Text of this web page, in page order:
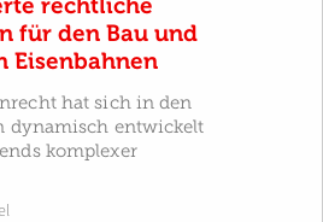
für den Bau und
Eisenbahnen
hat sich in den
dynamisch entwickelt
komplexer